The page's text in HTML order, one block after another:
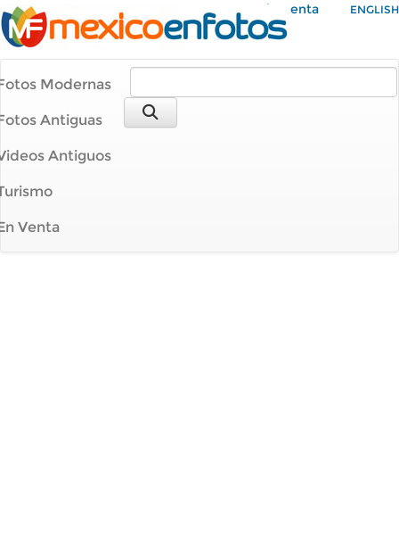
Mi Cuenta ENGLISH
Modernas
Antiguas
Antiguos
Venta